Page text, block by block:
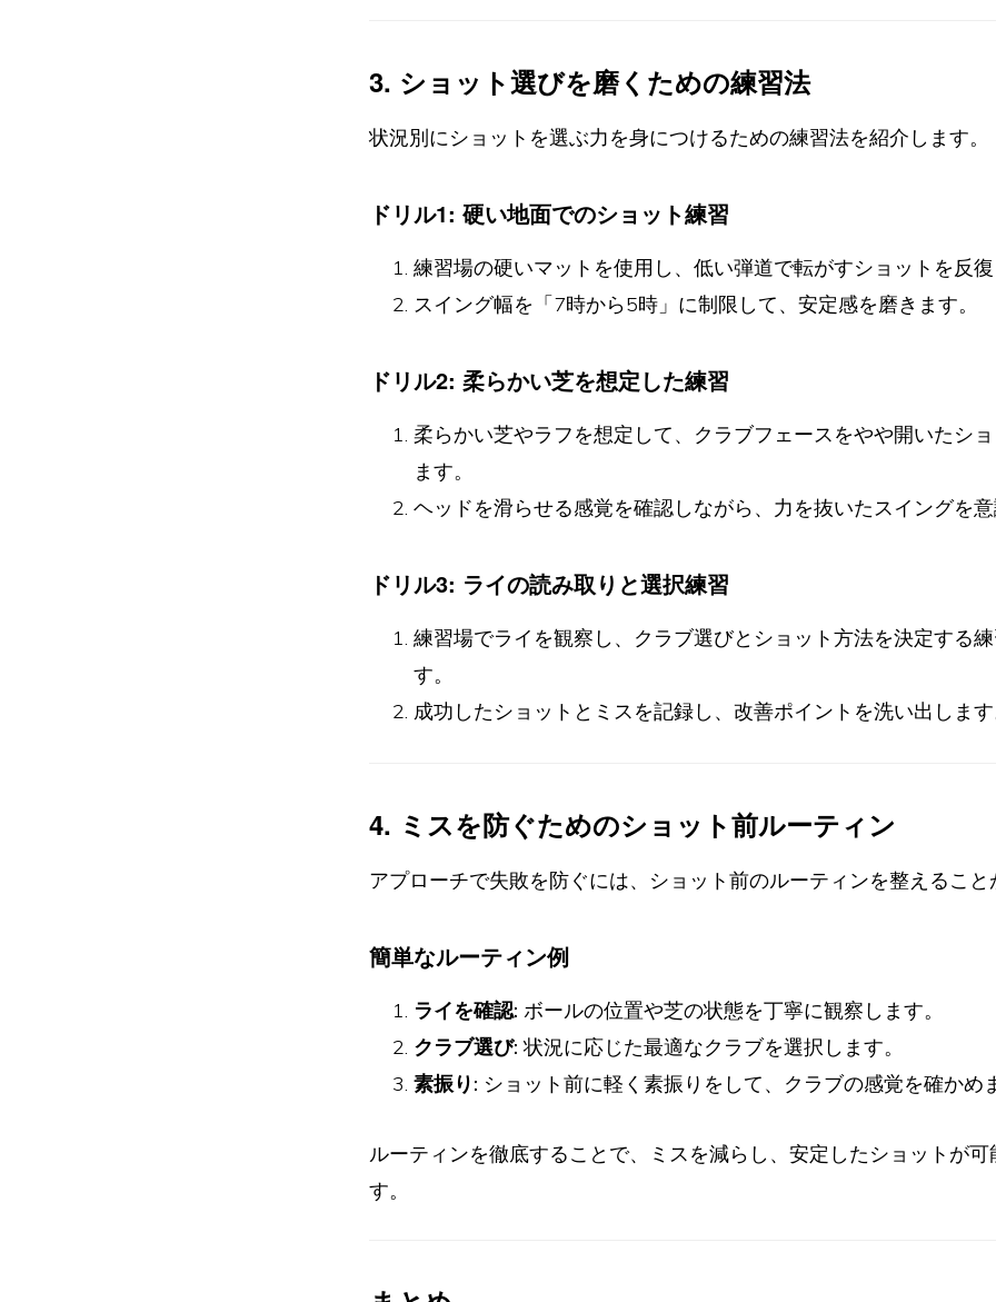
3. ショット選びを磨くための練習法
状況別にショットを選ぶ力を身につけるための練習法を紹介します。
ドリル1: 硬い地面でのショット練習
練習場の硬いマットを使用し、低い弾道で転がすショットを反復
スイング幅を「7時から5時」に制限して、安定感を磨きます。
ドリル2: 柔らかい芝を想定した練習
柔らかい芝やラフを想定して、クラブフェースをやや開いたシ
ます。
ヘッドを滑らせる感覚を確認しながら、力を抜いたスイングを意
ドリル3: ライの読み取りと選択練習
練習場でライを観察し、クラブ選びとショット方法を決定する
す。
成功したショットとミスを記録し、改善ポイントを洗い出します
4. ミスを防ぐためのショット前ルーティン
アプローチで失敗を防ぐには、ショット前のルーティンを整えること
簡単なルーティン例
ライを確認: ボールの位置や芝の状態を丁寧に観察します。
クラブ選び: 状況に応じた最適なクラブを選択します。
素振り: ショット前に軽く素振りをして、クラブの感覚を確かめ
ルーティンを徹底することで、ミスを減らし、安定したショットが可
す。